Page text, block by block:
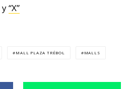
y“X”
MALL PLAZA TRÉBOL MALLS